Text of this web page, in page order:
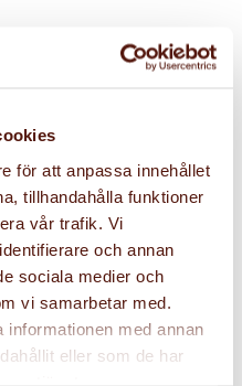
för att anpassa innehållet
tillhandahålla funktioner
vår trafik. Vi
och annan
sociala medier och
vi samarbetar med.
med annan
eller som de har